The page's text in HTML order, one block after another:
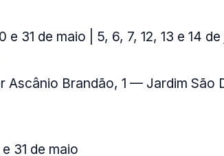
31 de maio | 5, 6, 7, 12, 13 e 14
Ascânio Brandão, 1 — Jardim São
31 de maio